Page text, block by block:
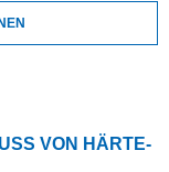
VON HÄRTE-